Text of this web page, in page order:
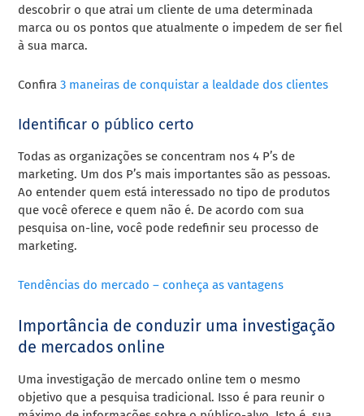
descobrir o que atrai um cliente de uma determinada
marca ou os pontos que atualmente o impedem de ser fiel
à sua marca.
Confira3 maneiras de conquistar a lealdade dos clientes
Identificar o público certo
Todas as organizações se concentram nos 4 P’s de
marketing. Um dos P’s mais importantes são as pessoas.
Ao entender quem está interessado no tipo de produtos
que você oferece e quem não é. De acordo com sua
pesquisa on-line, você pode redefinir seu processo de
marketing.
Tendências do mercado – conheça as vantagens
Importância de conduzir uma investigação
de mercados online
Uma investigação de mercado online tem o mesmo
objetivo que a pesquisa tradicional. Isso é para reunir o